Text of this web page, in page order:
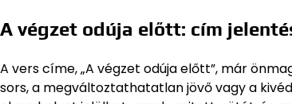
A végzet odúja előtt: cím
A vers címe, „A végzet odúja előtt”, már
sors, a megváltoztathatatlan jövő vagy a